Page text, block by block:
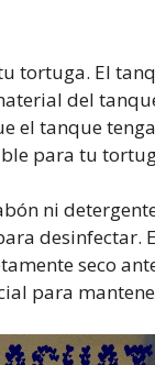
tortuga. El
del
el tanque
para tu
ni
desinfectar.
seco
para